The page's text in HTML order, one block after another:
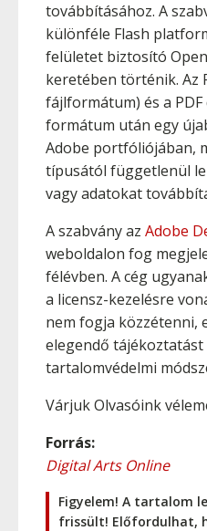
továbbításához. A
különféle Flash
felületet biztosító
keretében történik. Az
fájlformátum) és a
formátum után egy
Adobe portfóliójában,
típusától függetlenül
vagy adatokat
A szabvány az Adobe
weboldalon fog
félévben. A cég
a licensz-kezelésre
nem fogja közzétenni,
elegendő tájékoztatást
tartalomvédelmi
Várjuk Olvasóink
Forrás:
Digital Arts Online
Figyelem! A tartalom
frissült! Előfordulhat,